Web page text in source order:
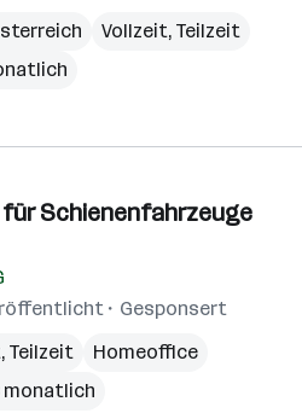
Vollzeit, Teilzeit
für Schienenfahrzeuge
Gesponsert
Teilzeit
Homeoffice
monatlich